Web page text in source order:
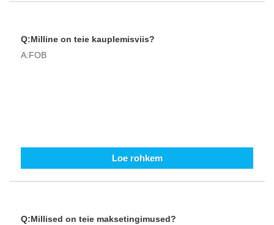
Q:Milline on teie kauplemisviis?
A:FOB
Loe rohkem
Q:Millised on teie maksetingimused?